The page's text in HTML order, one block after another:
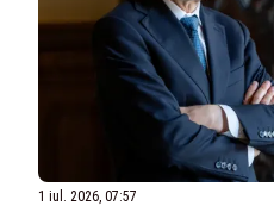
1 iul. 2026, 07:57